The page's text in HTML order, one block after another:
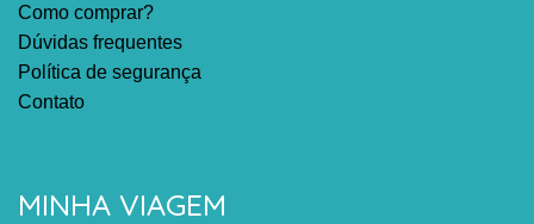
Como comprar?
Dúvidas frequentes
Política de segurança
Contato
MINHA VIAGEM